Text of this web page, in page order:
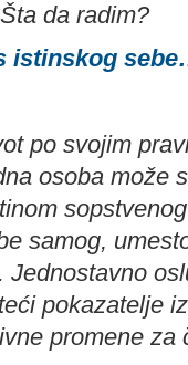
da radim?
istinskog
po svojim
osoba može
samog,
pokazatelje
promene za